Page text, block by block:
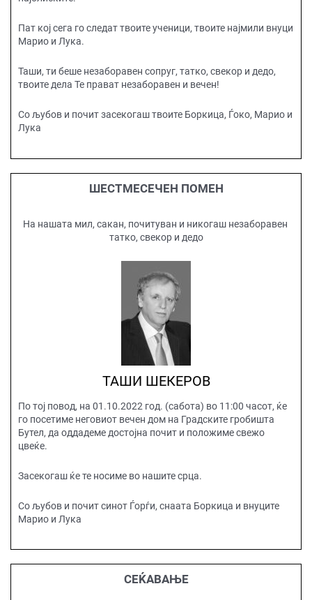
Пат кој сега го следат твоите ученици, твоите најмили внуци
Марио и Лука.
Таши, ти беше незаборавен сопруг, татко, свекор и дедо,
твоите дела Те прават незаборавен и вечен!
Со љубов и почит засекогаш твоите Боркица, Ѓоко, Марио и
Лука
ШЕСТМЕСЕЧЕН ПОМЕН
На нашата мил, сакан, почитуван и никогаш незаборавен
татко, свекор и дедо
ТАШИ ШЕКЕРОВ
По тој повод, на 01.10.2022 год. (сабота) во 11:00 часот, ќе
го посетиме неговиот вечен дом на Градските гробишта
Бутел, да оддадеме достојна почит и положиме свежо
цвеќе.
Засекогаш ќе те носиме во нашите срца.
Со љубов и почит синот Ѓорѓи, снаата Боркица и внуците
Марио и Лука
СЕЌАВАЊЕ